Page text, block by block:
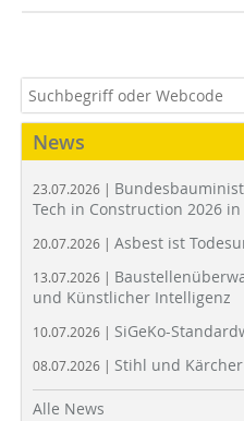
News
23.07.2026 |
Tech in Construction 2026
20.07.2026 | Asbest ist
13.07.2026 |
und Künstlicher Intelligenz
10.07.2026 | SiGeKo-
08.07.2026 | Stihl und
Alle News